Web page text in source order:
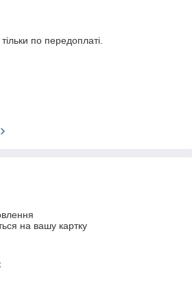
по передоплаті.
на вашу картку